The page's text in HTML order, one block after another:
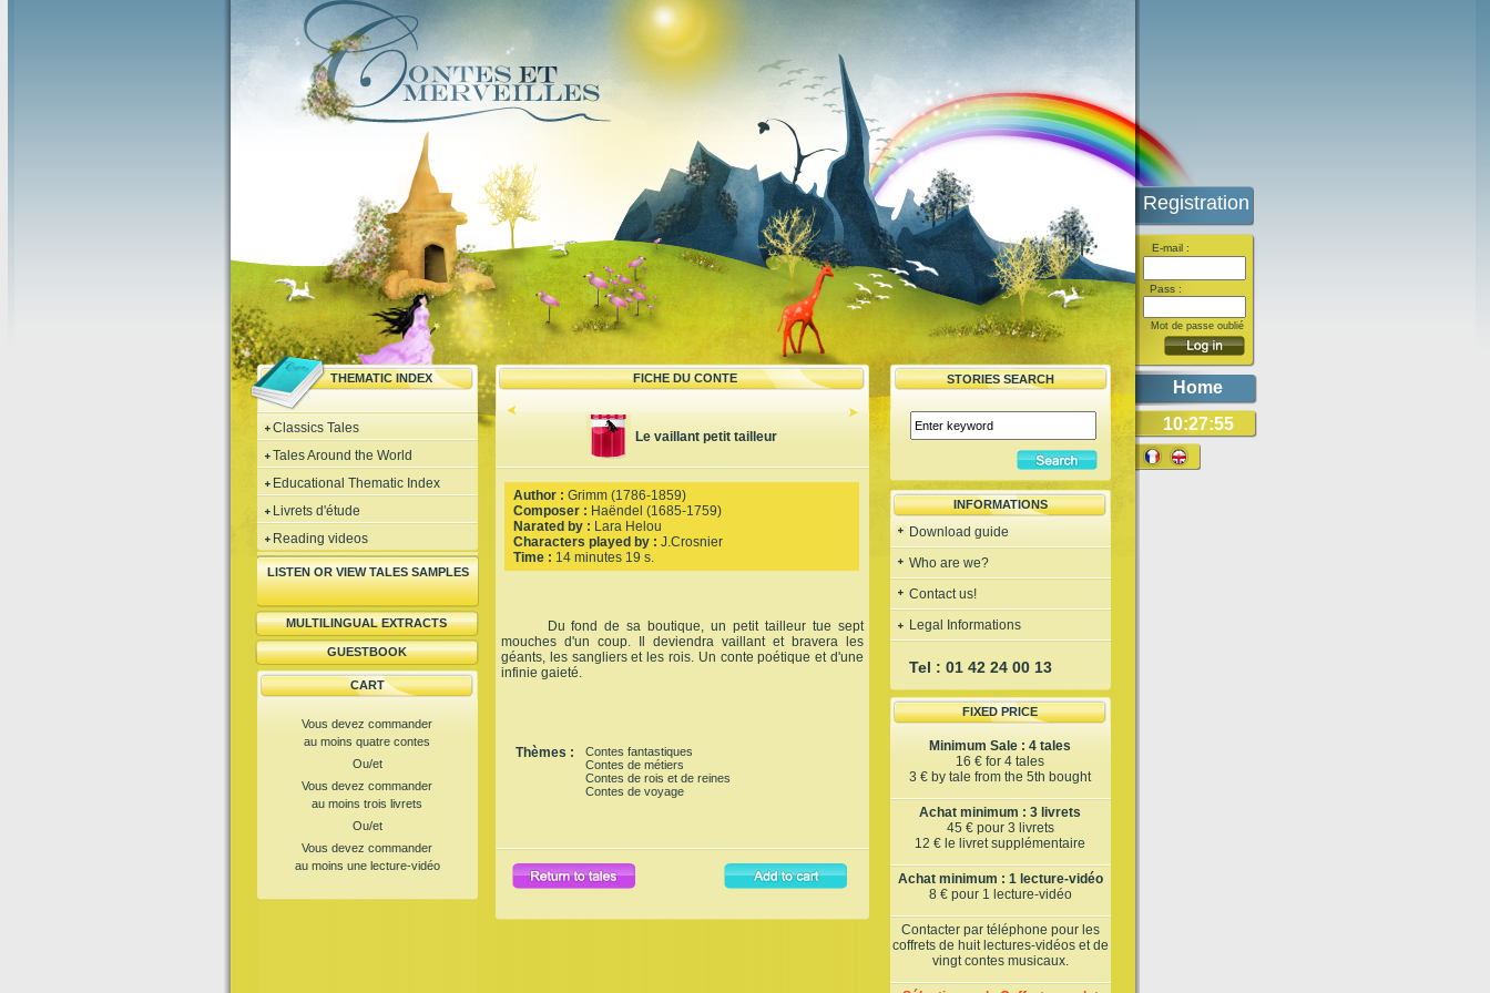
THEMATIC INDEX FICHE DU CONTE STORIES SEARCH
Classics Tales
Tales Around the World
Educational Thematic Index
Livrets d'étude
Reading videos
LISTEN OR VIEW TALES SAMPLES
MULTILINGUAL EXTRACTS
GUESTBOOK
CART
Vous devez commander
au moins quatre contes
Ou/et
Vous devez commander
au moins trois livrets
Ou/et
Vous devez commander
au moins une lecture-vidéo
Le vaillant petit tailleur
Author : Grimm (1786-1859)
Composer : Haëndel (1685-1759)
Narated by : Lara Helou
Characters played by : J.Crosnier
Time : 14 minutes 19 s.
Du fond de sa boutique, un petit tailleur tue sept
mouches d'un coup. Il deviendra vaillant et bravera les
géants, les sangliers et les rois. Un conte poétique et d'une
infinie gaieté.
Thèmes :
Contes fantastiques
Contes de métiers
Contes de rois et de reines
Contes de voyage
INFORMATIONS
Download guide
Who are we?
Contact us!
Legal Informations
Tel : 01 42 24 00 13
FIXED PRICE
Minimum Sale : 4 tales
16 € for 4 tales
3 € by tale from the 5th bought
Achat minimum : 3 livrets
45 € pour 3 livrets
12 € le livret supplémentaire
Achat minimum : 1 lecture-vidéo
8 € pour 1 lecture-vidéo
Contacter par téléphone pour les
coffrets de huit lectures-vidéos et de
vingt contes musicaux.
Registration
E-mail :
Pass :
Mot de passe oublié
Home
10:27:55